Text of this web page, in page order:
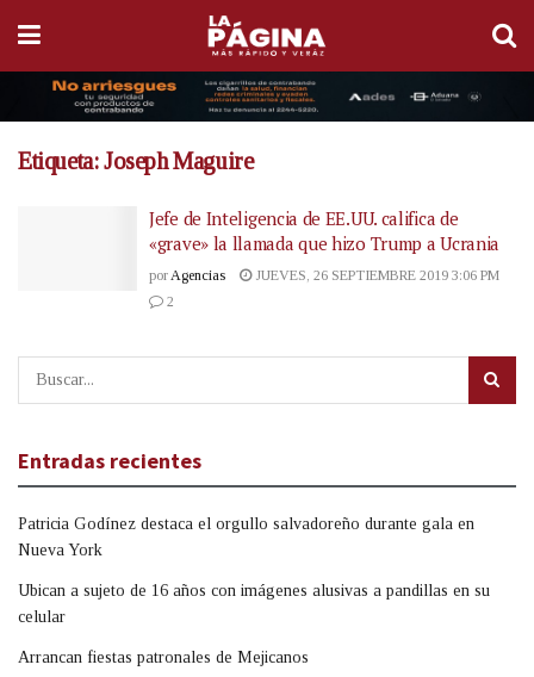
Etiqueta:Joseph Maguire
Jefe de Inteligencia de EE.UU. califica de
«grave» la llamada que hizo Trump a Ucrania
por Agencias
JUEVES, 26 SEPTIEMBRE 2019 3:06 PM
2
Entradas recientes
Patricia Godínez destaca el orgullo salvadoreño durante gala en
Nueva York
Ubican a sujeto de 16 años con imágenes alusivas a pandillas en su
celular
Arrancan fiestas patronales de Mejicanos